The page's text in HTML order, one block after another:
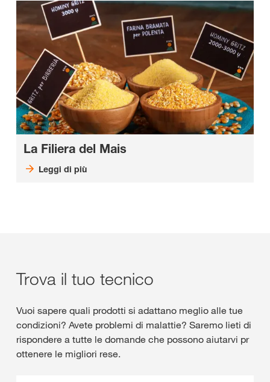
La Filiera del Mais
Leggi di più
Trova il tuo tecnico
Vuoi sapere quali prodotti si adattano meglio alle tue
condizioni? Avete problemi di malattie? Saremo lieti di
rispondere a tutte le domande che possono aiutarvi pr
ottenere le migliori rese.